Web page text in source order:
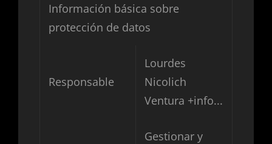
Información básica sobre
protección de datos
Responsable
Lourdes
Nicolich
Ventura +info...
Gestionar y